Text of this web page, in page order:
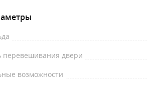
перевешивания двери
возможности